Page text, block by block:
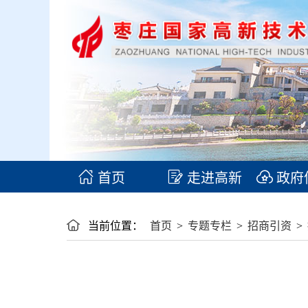
首页 走进高新 政府
当前位置： 首页 > 专题专栏 > 招商引资 >